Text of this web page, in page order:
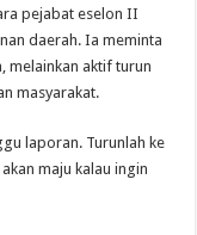
pejabat eselon II
daerah. Ia meminta
melainkan aktif turun
masyarakat.
laporan. Turunlah ke
maju kalau ingin